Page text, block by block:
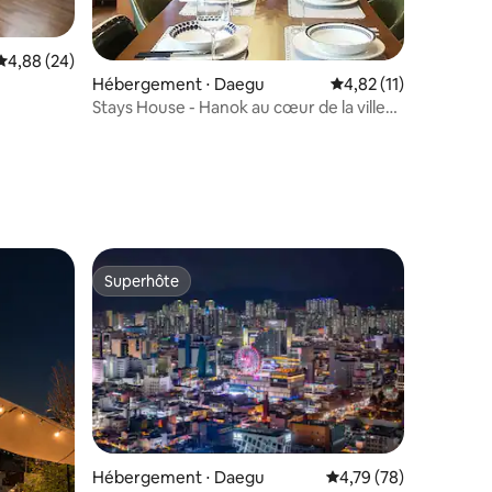
: 4,88 sur 5
moyenne sur la base de 24 commentaires : 4,88 sur 5
4,88 (24)
Hébergement ⋅ Daegu Évaluation moyenne
4,82 (11)
Stays House - Hanok au cœur de la ville
Superhôte
Superhôte
Hébergement ⋅ Daegu Évaluation moyenne
4,79 (78)